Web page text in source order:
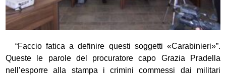
“Faccio fatica a definire questi soggetti «Carabinieri»”.
Queste le parole del procuratore capo Grazia Pradella
nell’esporre alla stampa i crimini commessi dai militari